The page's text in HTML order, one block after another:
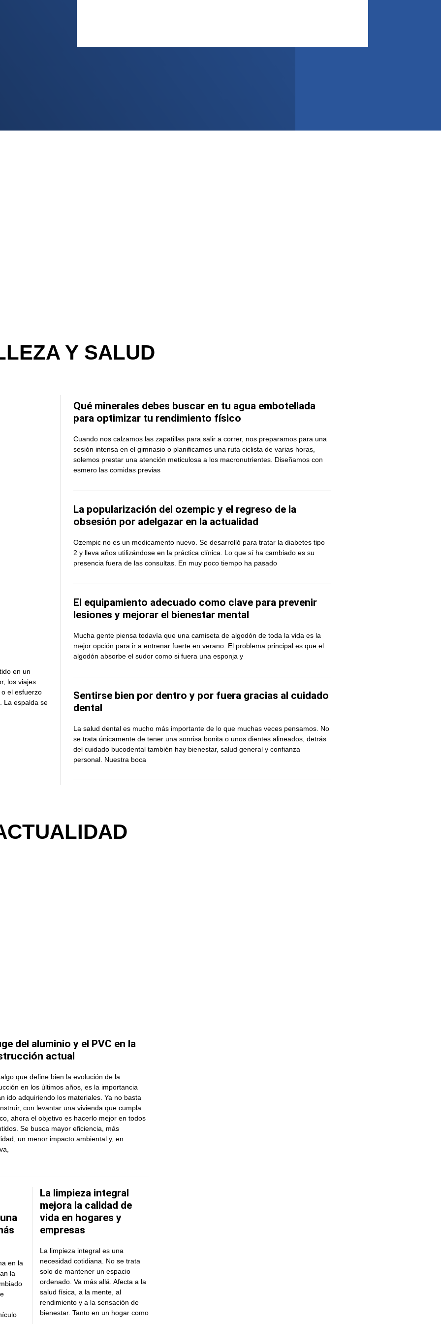
Y SALUD
en un
los viajes
el esfuerzo
La espalda se
Qué minerales debes buscar en tu agua embotellada
para optimizar tu rendimiento físico
Cuando nos calzamos las zapatillas para salir a correr, nos preparamos para una
sesión intensa en el gimnasio o planificamos una ruta ciclista de varias horas,
solemos prestar una atención meticulosa a los macronutrientes. Diseñamos con
esmero las comidas previas
La popularización del ozempic y el regreso de la
obsesión por adelgazar en la actualidad
Ozempic no es un medicamento nuevo. Se desarrolló para tratar la diabetes tipo
2 y lleva años utilizándose en la práctica clínica. Lo que sí ha cambiado es su
presencia fuera de las consultas. En muy poco tiempo ha pasado
El equipamiento adecuado como clave para prevenir
lesiones y mejorar el bienestar mental
Mucha gente piensa todavía que una camiseta de algodón de toda la vida es la
mejor opción para ir a entrenar fuerte en verano. El problema principal es que el
algodón absorbe el sudor como si fuera una esponja y
Sentirse bien por dentro y por fuera gracias al cuidado
dental
La salud dental es mucho más importante de lo que muchas veces pensamos. No
se trata únicamente de tener una sonrisa bonita o unos dientes alineados, detrás
del cuidado bucodental también hay bienestar, salud general y confianza
personal. Nuestra boca
del aluminio y el PVC en la
actual
que define bien la evolución de la
en los últimos años, es la importancia
ido adquiriendo los materiales. Ya no basta
con levantar una vivienda que cumpla
ahora el objetivo es hacerlo mejor en todos
Se busca mayor eficiencia, más
un menor impacto ambiental y, en
en la
la
La limpieza integral
mejora la calidad de
vida en hogares y
empresas
La limpieza integral es una
necesidad cotidiana. No se trata
solo de mantener un espacio
ordenado. Va más allá. Afecta a la
salud física, a la mente, al
rendimiento y a la sensación de
bienestar. Tanto en un hogar como